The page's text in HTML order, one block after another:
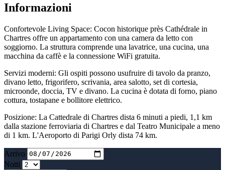
Informazioni
Confortevole Living Space: Cocon historique près Cathédrale in
Chartres offre un appartamento con una camera da letto con
soggiorno. La struttura comprende una lavatrice, una cucina, una
macchina da caffè e la connessione WiFi gratuita.
Servizi moderni: Gli ospiti possono usufruire di tavolo da pranzo,
divano letto, frigorifero, scrivania, area salotto, set di cortesia,
microonde, doccia, TV e divano. La cucina è dotata di forno, piano
cottura, tostapane e bollitore elettrico.
Posizione: La Cattedrale di Chartres dista 6 minuti a piedi, 1,1 km
dalla stazione ferroviaria di Chartres e dal Teatro Municipale a meno
di 1 km. L'Aeroporto di Parigi Orly dista 74 km.
Arrivo
Notti